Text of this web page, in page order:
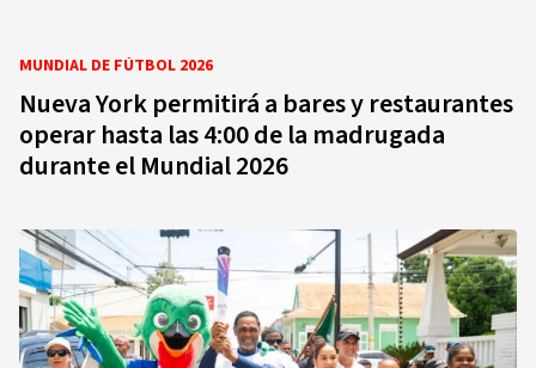
MUNDIAL DE FÚTBOL 2026
Nueva York permitirá a bares y restaurantes
operar hasta las 4:00 de la madrugada
durante el Mundial 2026